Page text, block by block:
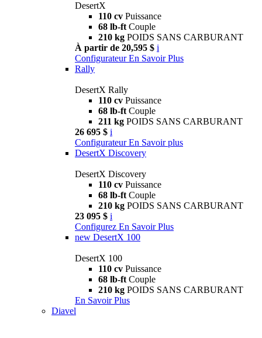
DesertX
110 cv Puissance
68 lb-ft Couple
210 kg POIDS SANS CARBURANT
À partir de 20,595 $ i
Configurateur En Savoir Plus
Rally
DesertX Rally
110 cv Puissance
68 lb-ft Couple
211 kg POIDS SANS CARBURANT
26 695 $ i
Configurateur En Savoir plus
DesertX Discovery
DesertX Discovery
110 cv Puissance
68 lb-ft Couple
210 kg POIDS SANS CARBURANT
23 095 $ i
Configurez En Savoir Plus
new DesertX 100
DesertX 100
110 cv Puissance
68 lb-ft Couple
210 kg POIDS SANS CARBURANT
En Savoir Plus
Diavel